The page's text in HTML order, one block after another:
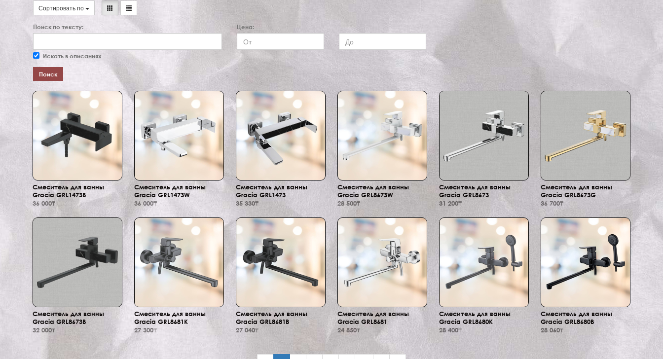
Сортировать по
Поиск по тексту:
Искать в описаниях
Цена:
Поиск
Смеситель для ванны
Gracia GRL1473B
36 000₸
Смеситель для ванны
Gracia GRL1473W
36 000₸
Смеситель для ванны
Gracia GRL1473
35 330₸
Смеситель для ванны
Gracia GRL8673W
28 500₸
Смеситель для ванны
Gracia GRL8673
31 200₸
Смеситель для ванны
Gracia GRL8673G
36 700₸
Смеситель для ванны
Gracia GRL8673B
32 000₸
Смеситель для ванны
Gracia GRL8681K
27 300₸
Смеситель для ванны
Gracia GRL8681B
27 040₸
Смеситель для ванны
Gracia GRL8681
24 850₸
Смеситель для ванны
Gracia GRL8680K
28 400₸
Смеситель для ванны
Gracia GRL8680B
28 060₸